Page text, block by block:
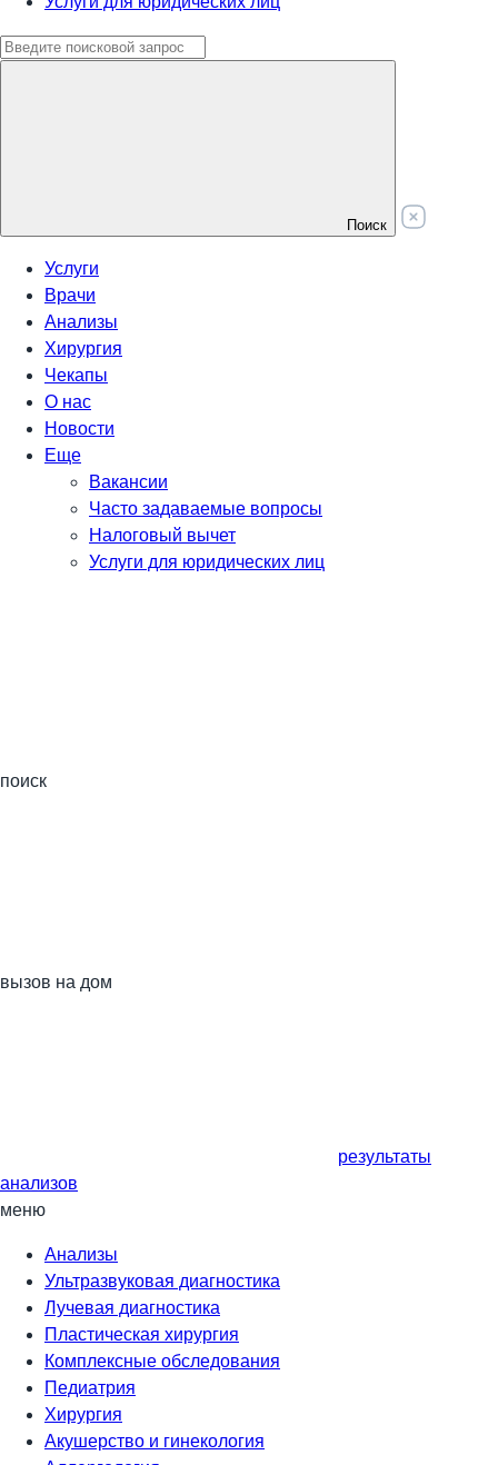
Поиск
Услуги
Врачи
Анализы
Хирургия
Чекапы
О нас
Новости
Еще
Вакансии
Часто задаваемые вопросы
Налоговый вычет
Услуги для юридических лиц
поиск
вызов на дом
результаты
анализов
меню
Анализы
Ультразвуковая диагностика
Лучевая диагностика
Пластическая хирургия
Комплексные обследования
Педиатрия
Хирургия
Акушерство и гинекология